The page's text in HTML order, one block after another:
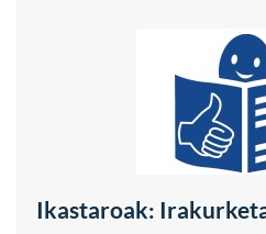
Ikastaroak: